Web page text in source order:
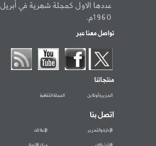
عددها الاول كمجلة شهرية في أبريل
1960م.
تواصل معنا عبر
منتجاتنا
الجزيرة أونلاين المجلة الثقافية
اتصل بنا
الإدارة والتحرير الإعلانات